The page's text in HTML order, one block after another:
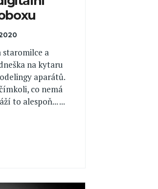
staromilce a
na kytaru
aparátů.
co nemá
to alespoň... ...